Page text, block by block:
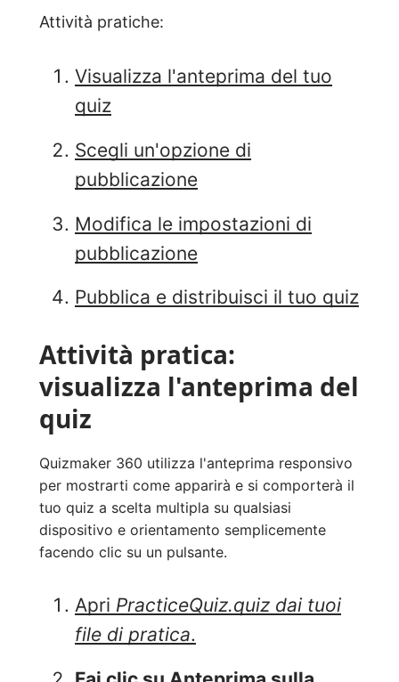
Attività pratiche:
Visualizza l'anteprima del tuo
quiz
Scegli un'opzione di
pubblicazione
Modifica le impostazioni di
pubblicazione
Pubblica e distribuisci il tuo quiz
Attività pratica:
visualizza l'anteprima del
quiz
Quizmaker 360 utilizza l'anteprima responsivo
per mostrarti come apparirà e si comporterà il
tuo quiz a scelta multipla su qualsiasi
dispositivo e orientamento semplicemente
facendo clic su un pulsante.
Apri PracticeQuiz.quiz dai tuoi
file di pratica.